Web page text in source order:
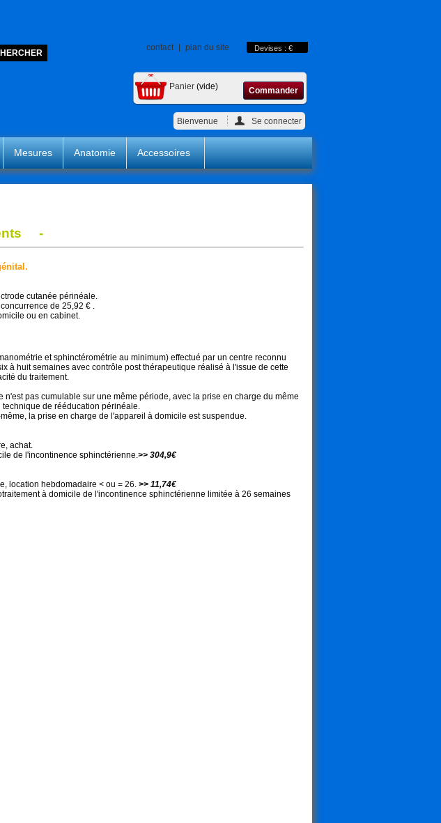
Devises : €
contact plan du site
Panier Commander
(vide)
Bienvenue Se connecter
Mesures Anatomie Accessoires
-
cutanée périnéale.
de 25,92 € .
ou en cabinet.
et sphinctérométrie au minimum) effectué par un centre reconnu
à huit semaines avec contrôle post thérapeutique réalisé à l'issue de cette
du traitement.
n'est pas cumulable sur une même période, avec la prise en charge du même
de rééducation périnéale.
la prise en charge de l'appareil à domicile est suspendue.
achat.
de l'incontinence sphinctérienne.>> 304,9€
location hebdomadaire < ou = 26. >> 11,74€
à domicile de l'incontinence sphinctérienne limitée à 26 semaines